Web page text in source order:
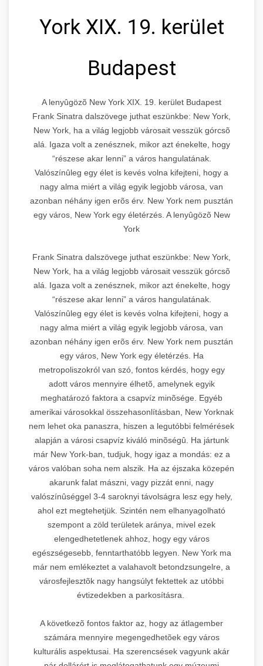
York XIX. 19. kerület
Budapest
A lenyûgözõ New York XIX. 19. kerület Budapest
Frank Sinatra dalszövege juthat eszünkbe: New York,
New York, ha a világ legjobb városait vesszük górcsõ
alá. Igaza volt a zenésznek, mikor azt énekelte, hogy
“részese akar lenni” a város hangulatának.
Valószínûleg egy élet is kevés volna kifejteni, hogy a
nagy alma miért a világ egyik legjobb városa, van
azonban néhány igen erõs érv. New York nem pusztán
egy város, New York egy életérzés. A lenyûgözõ New
York
Frank Sinatra dalszövege juthat eszünkbe: New York,
New York, ha a világ legjobb városait vesszük górcsõ
alá. Igaza volt a zenésznek, mikor azt énekelte, hogy
“részese akar lenni” a város hangulatának.
Valószínûleg egy élet is kevés volna kifejteni, hogy a
nagy alma miért a világ egyik legjobb városa, van
azonban néhány igen erõs érv. New York nem pusztán
egy város, New York egy életérzés. Ha
metropoliszokról van szó, fontos kérdés, hogy egy
adott város mennyire élhetõ, amelynek egyik
meghatározó faktora a csapvíz minõsége. Egyéb
amerikai városokkal összehasonlításban, New Yorknak
nem lehet oka panaszra, hiszen a legutóbbi felmérések
alapján a városi csapvíz kiváló minõségû. Ha jártunk
már New York-ban, tudjuk, hogy igaz a mondás: ez a
város valóban soha nem alszik. Ha az éjszaka közepén
akarunk falat mászni, vagy pizzát enni, nagy
valószínûséggel 3-4 saroknyi távolságra lesz egy hely,
ahol ezt megtehetjük. Szintén nem elhanyagolható
szempont a zöld területek aránya, mivel ezek
elengedhetetlenek ahhoz, hogy egy város
egészségesebb, fenntarthatóbb legyen. New York ma
már nem emlékeztet a valahavolt betondzsungelre, a
városfejlesztõk nagy hangsúlyt fektettek az utóbbi
évtizedekben a parkosításra.
A következõ fontos faktor az, hogy az átlagember
számára mennyire megengedhetõek egy város
kulturális aspektusai. Ha szerencsések vagyunk akár